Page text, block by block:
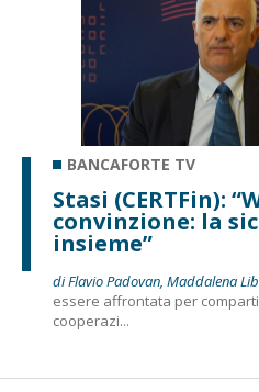
BANCAFORTE TV
Stasi (CERTFin):
convinzione: la
insieme”
di Flavio Padovan, Maddalena
essere affrontata per
cooperazi...